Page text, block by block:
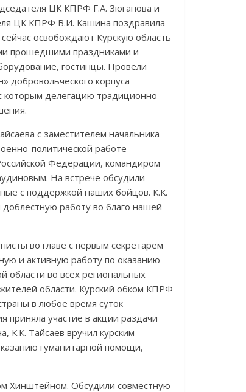
ЦК КПРФ Г.А. Зюганова и
ЦК КПРФ В.И. Кашина поздравила
освобождают Курскую область
прошедшими праздниками и
гостинцы. Провели
добровольческого корпуса
которым делегацию традиционно
с заместителем начальника
политической работе
Федерации, командиром
На встрече обсудили
с поддержкой наших бойцов. К.К.
доблестную работу во благо нашей
во главе с первым секретарем
и активную работу по оказанию
во всех региональных
области. Курский обком КПРФ
в любое время суток
участие в акции раздачи
К.К. Тайсаев вручил курским
гуманитарной помощи,
Хинштейном. Обсудили совместную